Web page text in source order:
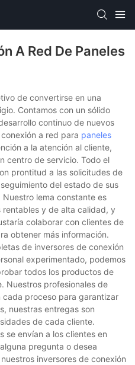
A Red De Paneles
de convertirse en una
Contamos con un sólido
continuo de nuevos
a red para paneles
a la atención al cliente,
centro de servicio. Todo el
prontitud a las solicitudes de
del estado de sus
lema constante es
y de alta calidad, y
colaborar con clientes de
obtener más información.
de inversores de conexión
experimentado, podemos
todos los productos de
Nuestros profesionales de
proceso para garantizar
nuestras entregas son
de cada cliente.
se envían a los clientes en
pregunta o desea
inversores de conexión